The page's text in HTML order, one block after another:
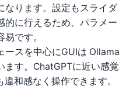
なります。設定もスライダ
的に行えるため、パラメー
です。
ースを中心にGUIは Ollama
ます。ChatGPTに近い感覚
和感なく操作できます。